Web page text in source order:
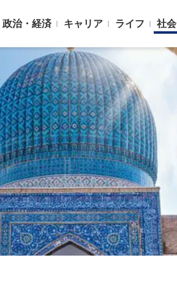
政治・経済 キャリア ライフ 社会